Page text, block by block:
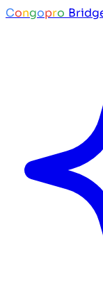
Congopro